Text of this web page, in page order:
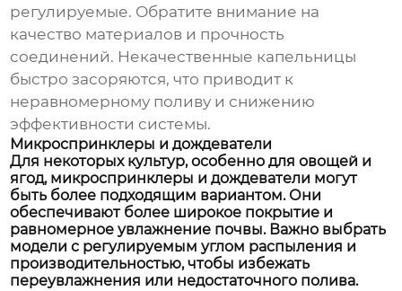
регулируемые. Обратите внимание на
качество материалов и прочность
соединений. Некачественные капельницы
быстро засоряются, что приводит к
неравномерному поливу и снижению
эффективности системы.
Микроспринклеры и дождеватели
Для некоторых культур, особенно для овощей и
ягод, микроспринклеры и дождеватели могут
быть более подходящим вариантом. Они
обеспечивают более широкое покрытие и
равномерное увлажнение почвы. Важно выбрать
модели с регулируемым углом распыления и
производительностью, чтобы избежать
переувлажнения или недостаточного полива.